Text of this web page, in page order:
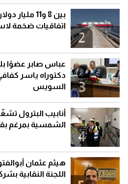
2
بين 8 و11
اتفاقيات ضخمة
3
عباس صابر عضوًا
دكتوراه ياسر
السويس
4
أنابيب البترول
الشمسية بمرغم بقدرة 92
هيثم عثمان
اللجنة النقابية